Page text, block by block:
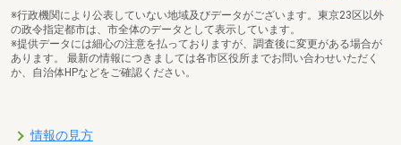
※行政機関により公表していない地域及びデータがございます。東京23区以外
の政令指定都市は、市全体のデータとして表示しています。
※提供データには細心の注意を払っておりますが、調査後に変更がある場合が
あります。 最新の情報につきましては各市区役所までお問い合わせいただく
か、自治体HPなどをご確認ください。
情報の見方